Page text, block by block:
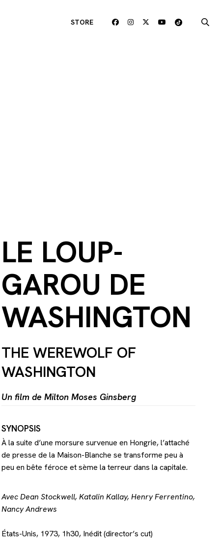
STORE
LE LOUP-
GAROU DE
WASHINGTON
THE WEREWOLF OF
WASHINGTON
Un film de Milton Moses Ginsberg
SYNOPSIS
À la suite d’une morsure survenue en Hongrie, l’attaché
de presse de la Maison-Blanche se transforme peu à
peu en bête féroce et sème la terreur dans la capitale.
Avec Dean Stockwell, Katalin Kallay, Henry Ferrentino,
Nancy Andrews
États-Unis, 1973, 1h30, Inédit (director’s cut)